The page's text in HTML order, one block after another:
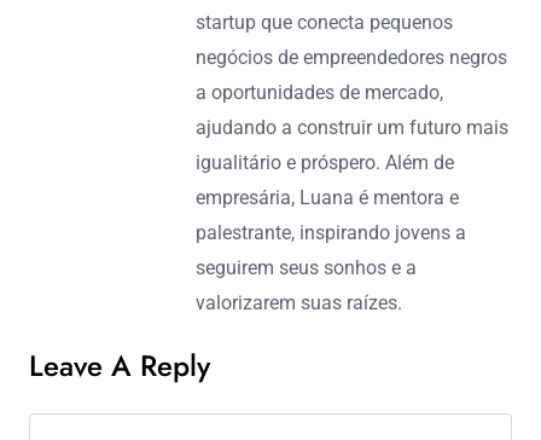
startup que conecta pequenos
negócios de empreendedores negros
a oportunidades de mercado,
ajudando a construir um futuro mais
igualitário e próspero. Além de
empresária, Luana é mentora e
palestrante, inspirando jovens a
seguirem seus sonhos e a
valorizarem suas raízes.
Leave A Reply